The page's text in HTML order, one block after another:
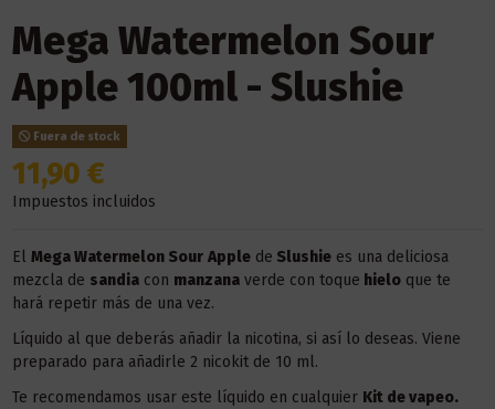
Mega Watermelon Sour
Apple 100ml - Slushie
Fuera de stock
11,90 €
Impuestos incluidos
El Mega Watermelon Sour Applede Slushiees una deliciosa
mezcla de sandiacon manzanaverde con toque hieloque te
hará repetir más de una vez.
Líquido al que deberás añadir la nicotina, si así lo deseas. Viene
preparado para añadirle 2 nicokit de 10 ml.
Te recomendamos usar este líquido en cualquier Kit de vapeo.